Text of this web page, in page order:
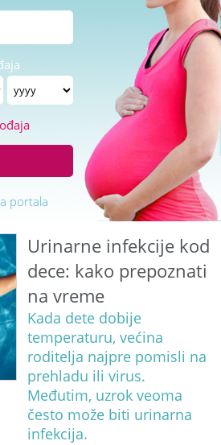
portala
Urinarne infekcije kod
dece: kako prepoznati
na vreme
Kada dete dobije
temperaturu, većina
roditelja najpre pomisli na
prehladu ili virus.
Međutim, uzrok veoma
često može biti urinarna
infekcija.